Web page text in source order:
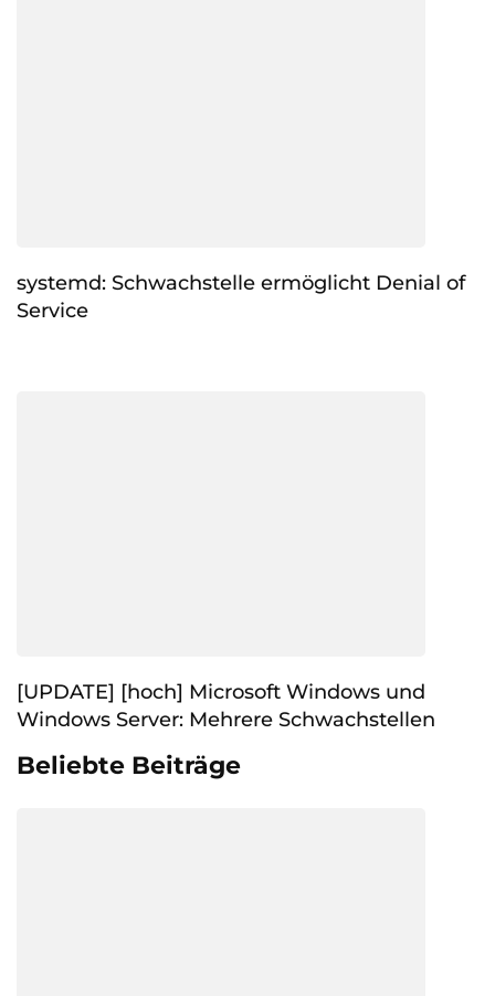
systemd: Schwachstelle ermöglicht Denial of
Service
[UPDATE] [hoch] Microsoft Windows und
Windows Server: Mehrere Schwachstellen
Beliebte Beiträge